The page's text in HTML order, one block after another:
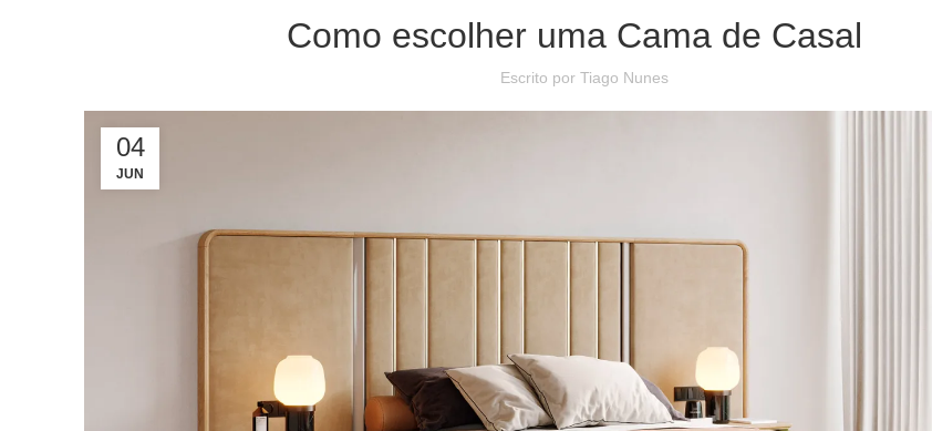
Como escolher uma Cama de Casal
Escrito por Tiago Nunes
04
JUN